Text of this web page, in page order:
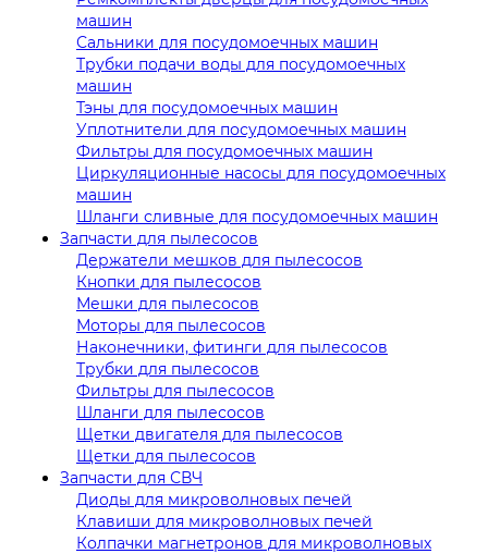
машин
Сальники для посудомоечных машин
Трубки подачи воды для посудомоечных
машин
Тэны для посудомоечных машин
Уплотнители для посудомоечных машин
Фильтры для посудомоечных машин
Циркуляционные насосы для посудомоечных
машин
Шланги сливные для посудомоечных машин
Запчасти для пылесосов
Держатели мешков для пылесосов
Кнопки для пылесосов
Мешки для пылесосов
Моторы для пылесосов
Наконечники, фитинги для пылесосов
Трубки для пылесосов
Фильтры для пылесосов
Шланги для пылесосов
Щетки двигателя для пылесосов
Щетки для пылесосов
Запчасти для СВЧ
Диоды для микроволновых печей
Клавиши для микроволновых печей
Колпачки магнетронов для микроволновых